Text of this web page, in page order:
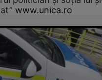
www.unica.ro